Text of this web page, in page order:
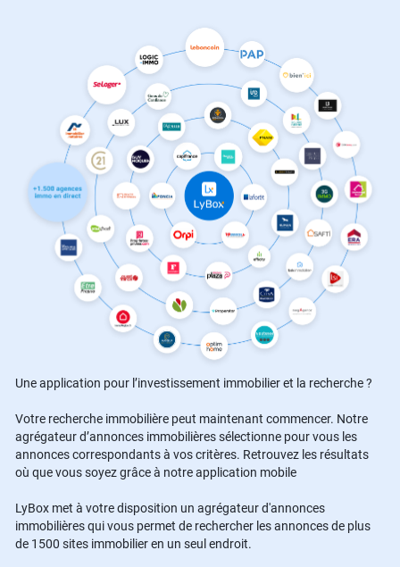
Une application pour l’investissement immobilier et la recherche ?
Votre recherche immobilière peut maintenant commencer. Notre
agrégateur d’annonces immobilières sélectionne pour vous les
annonces correspondants à vos critères. Retrouvez les résultats
où que vous soyez grâce à notre application mobile
LyBox met à votre disposition un agrégateur d'annonces
immobilières qui vous permet de rechercher les annonces de plus
de 1500 sites immobilier en un seul endroit.